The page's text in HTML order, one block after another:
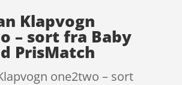
Klapvogn
– sort fra Baby
PrisMatch
one2two – sort